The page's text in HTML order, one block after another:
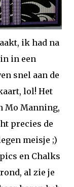
ik had na
in een
snel aan de
lol! Het
Mo Manning,
precies de
meisje ;)
en Chalks
al zie je